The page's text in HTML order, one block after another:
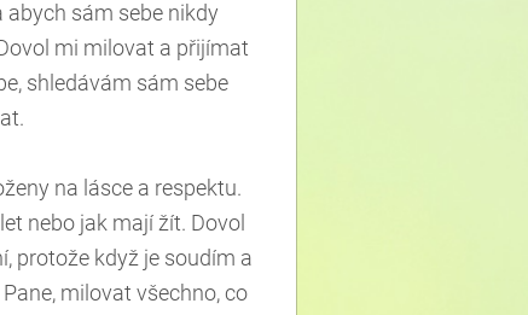
abych sám sebe nikdy
mi milovat a přijímat
shledávám sám sebe
na lásce a respektu.
nebo jak mají žít. Dovol
protože když je soudím a
milovat všechno, co